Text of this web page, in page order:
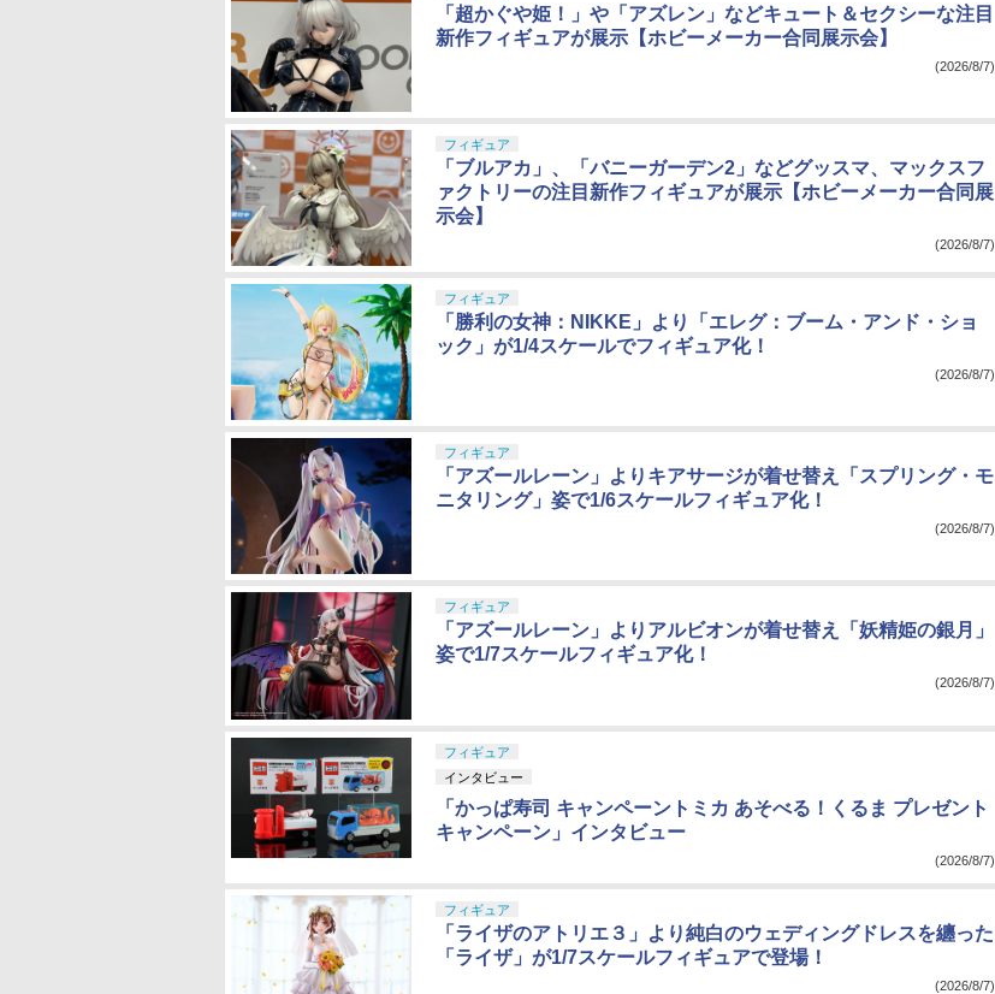
「超かぐや姫！」や「アズレン」などキュート＆セクシーな注目
新作フィギュアが展示【ホビーメーカー合同展示会】
(2026/8/7)
フィギュア
「ブルアカ」、「バニーガーデン2」などグッスマ、マックスフ
ァクトリーの注目新作フィギュアが展示【ホビーメーカー合同展
示会】
(2026/8/7)
フィギュア
「勝利の女神：NIKKE」より「エレグ：ブーム・アンド・ショ
ック」が1/4スケールでフィギュア化！
(2026/8/7)
フィギュア
「アズールレーン」よりキアサージが着せ替え「スプリング・モ
ニタリング」姿で1/6スケールフィギュア化！
(2026/8/7)
フィギュア
「アズールレーン」よりアルビオンが着せ替え「妖精姫の銀月」
姿で1/7スケールフィギュア化！
(2026/8/7)
フィギュア
インタビュー
「かっぱ寿司 キャンペーントミカ あそべる！くるま プレゼント
キャンペーン」インタビュー
(2026/8/7)
フィギュア
「ライザのアトリエ３」より純白のウェディングドレスを纏った
「ライザ」が1/7スケールフィギュアで登場！
(2026/8/7)